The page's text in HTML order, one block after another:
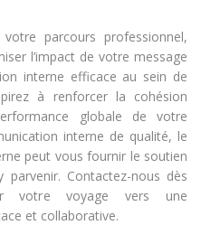
parcours professionnel,
l’impact de votre message
interne efficace au sein de
à renforcer la cohésion
globale de votre
interne de qualité, le
peut vous fournir le soutien
Contactez-nous dès
votre voyage vers une
et collaborative.